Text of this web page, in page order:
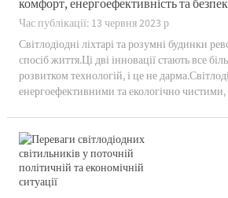
Час публікації: 13 червня 2023 р
Світлодіодні ліхтарі та розумні будинки
спосіб життя.Ці дві інновації стають все
розвитком технологій, і це не
енергоефективними та екологічно